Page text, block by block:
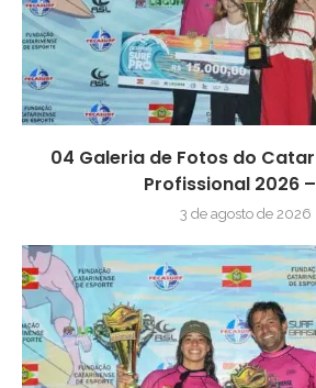
04 Galeria de Fotos do
Profissional 2026 –
3 de agosto de 2026